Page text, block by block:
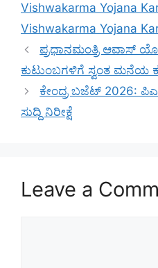
Vishwakarma Yojana
Vishwakarma Yojana
ಪ್ರಧಾನಮಂತ್ರಿ ಆವಾಸ್
ಕುಟುಂಬಗಳಿಗೆ ಸ್ವಂತ ಮನೆಯ
ಕೇಂದ್ರ ಬಜೆಟ್ 2026:
ಸುದ್ದಿ ನಿರೀಕ್ಷೆ
Leave a